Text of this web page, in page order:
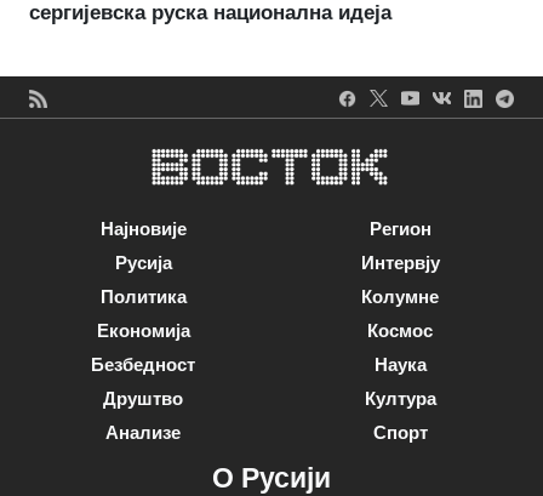
сергијевска руска национална идеја
Најновије
Русија
Политика
Економија
Безбедност
Друштво
Анализе
Регион
Интервју
Колумне
Космос
Наука
Култура
Спорт
О Русији